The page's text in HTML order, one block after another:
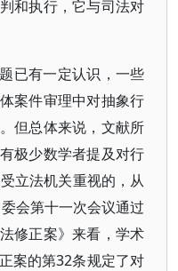
和执行，它与司法对
已有一定认识，一些
案件审理中对抽象行
但总体来说，文献所
极少数学者提及对行
立法机关重视的，从
会第十一次会议通过
修正案》来看，学术
案的第32条规定了对